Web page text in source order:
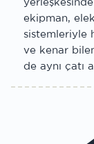
ekipman,
sistemleriyle
ve kenar
de aynı çatı